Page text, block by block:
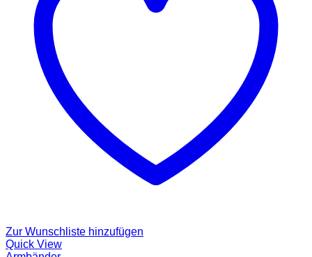
Zur Wunschliste hinzufügen
Quick View